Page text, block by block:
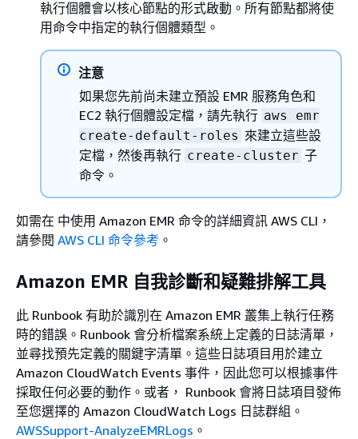
執行個體會以核心節點的形式啟動。所有節點都將使
用命令中指定的執行個體類型。
注意
如果您先前尚未建立預設 EMR 服務角色和
EC2 執行個體設定檔，請先執行 aws emr
create-default-roles 來建立這些設
定檔，然後再執行 create-cluster 子
命令。
如需在 中使用 Amazon EMR 命令的詳細資訊 AWS CLI，
請參閱 AWS CLI 命令參考 。
Amazon EMR 自我診斷和疑難排解工具
此 Runbook 有助於識別在 Amazon EMR 叢集上執行任務
時的錯誤。Runbook 會分析檔案系統上定義的日誌清單，
並尋找預先定義的關鍵字清單。這些日誌項目用於建立
Amazon CloudWatch Events 事件，因此您可以根據事件
採取任何必要的動作。或者， Runbook 會將日誌項目發佈
至您選擇的 Amazon CloudWatch Logs 日誌群組。
AWSSupport-AnalyzeEMRLogs 。